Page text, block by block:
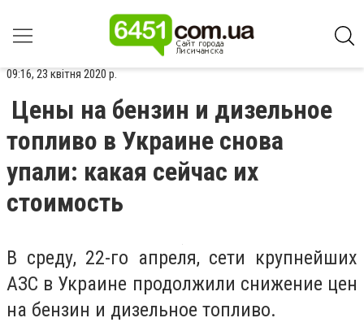
09:16, 23 квітня 2020 р.
Цены на бензин и дизельное
топливо в Украине снова
упали: какая сейчас их
стоимость
В среду, 22-го апреля, сети крупнейших
АЗС в Украине продолжили снижение цен
на бензин и дизельное топливо.